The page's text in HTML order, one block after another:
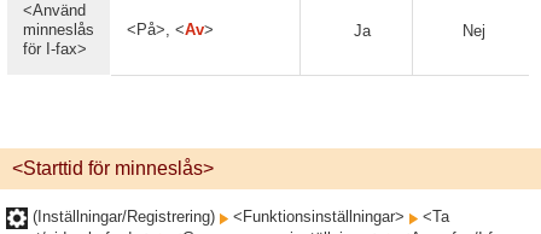
<Använd
minneslås
för I-fax>
<På>, <Av> Ja Nej
<Starttid för minneslås>
(Inställningar/Registrering) <Funktionsinställningar>
<Ta